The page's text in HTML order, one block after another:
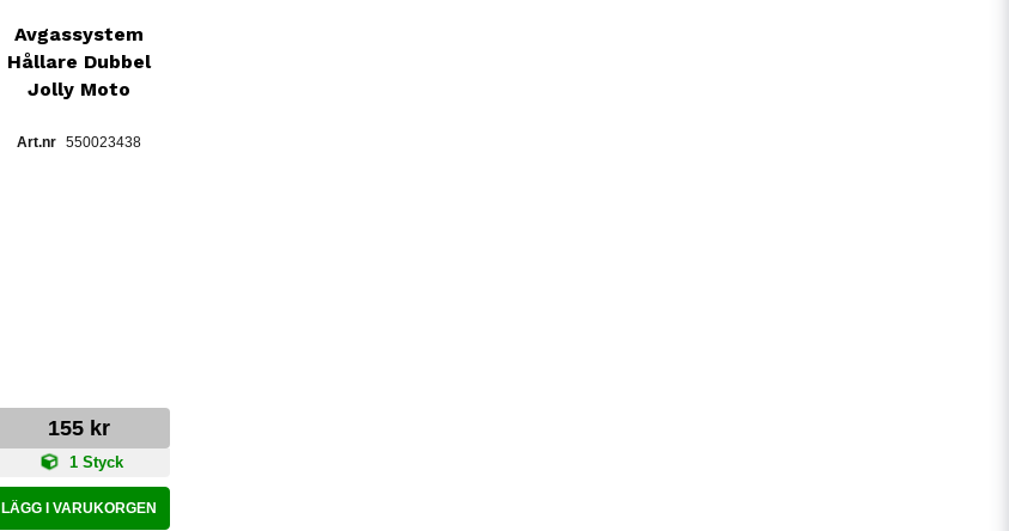
Avgassystem
Hållare Dubbel
Jolly Moto
550023438
155 kr
1 Styck
LÄGG I VARUKORGEN